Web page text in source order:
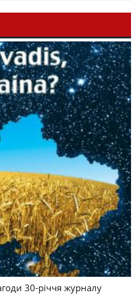
30-річчя журналу